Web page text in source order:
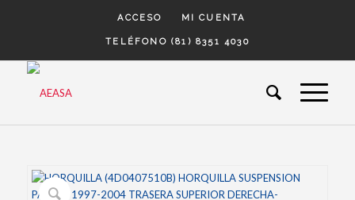
ACCESO MI CUENTA
TELÉFONO (81) 8351 4030